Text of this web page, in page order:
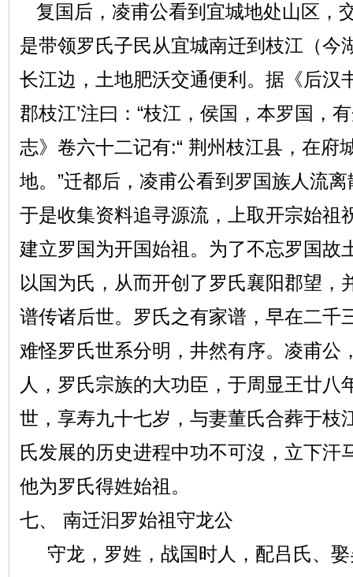
复国后，凌甫公看到宜城地处山区，
是带领罗氏子民从宜城南迁到枝江（今
长江边，土地肥沃交通便利。据《后汉
郡枝江’注曰：“枝江，侯国，本罗国，
志》卷六十二记有:“ 荆州枝江县，在府
地。”迁都后，凌甫公看到罗国族人流
于是收集资料追寻源流，上取开宗始祖
建立罗国为开国始祖。为了不忘罗国故
以国为氏，从而开创了罗氏襄阳郡望，
谱传诸后世。罗氏之有家谱，早在二千
难怪罗氏世系分明，井然有序。凌甫公
人，罗氏宗族的大功臣，于周显王廿八
世，享寿九十七岁，与妻董氏合葬于枝
氏发展的历史进程中功不可沒，立下汗
他为罗氏得姓始祖。
七、 南迁汩罗始祖守龙公
守龙，罗姓，战国时人，配吕氏、娶